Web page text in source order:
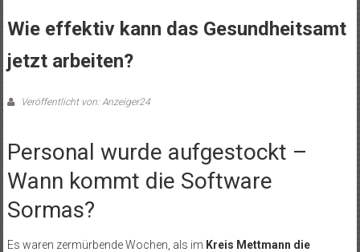
Wie effektiv kann das Gesundheitsamt
jetzt arbeiten?
Veröffentlicht von: Anzeiger24
Personal wurde aufgestockt –
Wann kommt die Software
Sormas?
Es waren zermürbende Wochen, als im Kreis Mettmann die